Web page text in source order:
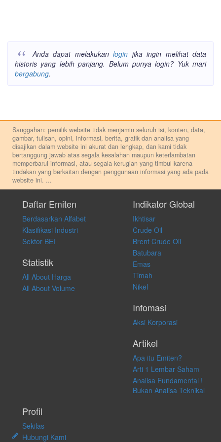
Anda dapat melakukanlogin jika ingin melihat data
historis yang lebih panjang. Belum punya login? Yuk mari
bergabung.
Sanggahan: pemilik website tidak menjamin seluruh isi, konten, data,
gambar, tulisan, opini, informasi, berita, grafik dan analisa yang
disajikan dalam website ini akurat dan lengkap, dan kami tidak
bertanggung jawab atas segala kesalahan maupun keterlambatan
memperbarui informasi, atau segala kerugian yang timbul karena
tindakan yang berkaitan dengan penggunaan informasi yang ada pada
website ini. ...
pribadi. Kami tidak memberi anjuran, saran, rekomendasi untuk
membeli, menjual atau melakukan aktivitas lain yang terkait dengan
transaksi perdagangan apapun, dan kami tidak bertanggung jawab
atas keputusan investasi yang dilakukan dalam kondisi dan situasi
apapun juga, yang diakibatkan secara langsung maupun tidak
langsung atas konten pada website ini.
Daftar Emiten
Berdasarkan Alfabet
Klasifikasi Industri
Sektor BEI
Statistik
All About Harga
All About Volume
Indikator Global
Ikhtisar
Crude Oil
Brent Crude Oil
Batubara
Emas
Timah
Nikel
Infomasi
Aksi Korporasi
Artikel
Apa itu Emiten?
Arti 1 Lembar Saham
Analisa Fundamental !
Bukan Analisa Teknikal
Profil
Sekilas
Hubungi Kami